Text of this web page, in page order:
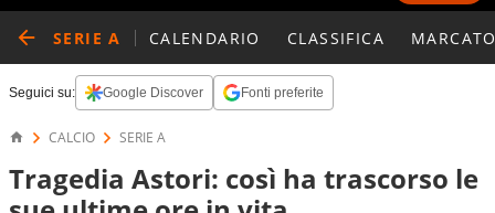
SERIE A CALENDARIO CLASSIFICA
Seguici su: Google Discover Fonti preferite
CALCIO SERIE A
Tragedia Astori: così ha trascorso le